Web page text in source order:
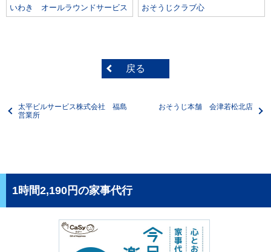
いわき オールラウンドサービス おそうじクラブ心
戻る
太平ビルサービス株式会社 福島
営業所
おそうじ本舗 会津若松北店
1時間2,190円の家事代行